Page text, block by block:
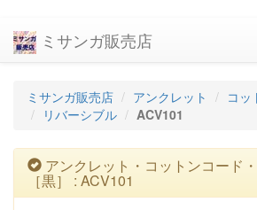
ミサンガ販売店
ミサンガ販売店 アンクレット
コッ
リバーシブル
ACV101
アンクレット・コットンコード
［黒］ : ACV101